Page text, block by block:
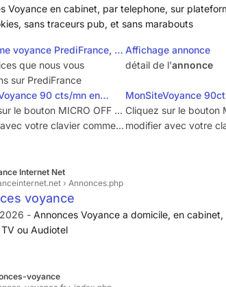
Voyance en cabinet, par telephone, sur
sans traceurs pub, et sans marabouts
voyance PrediFrance, la
au naturel par tchat…
que nous vous
sur PrediFrance
Affichage annonce
détail de l'annonce
90 cts/mn en
le bouton MICRO OFF ...
votre clavier comme
(https)....
MonSiteVoyance
privé
Cliquez sur le bouton
modifier avec votre
Internet Net
› Annonces.php
voyance
- Annonces Voyance a domicile, en
ou Audiotel
voyance